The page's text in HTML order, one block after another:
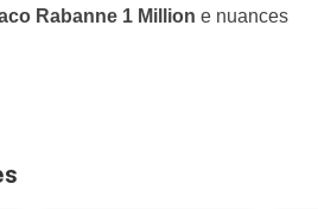
Rabanne 1 Million e nuances